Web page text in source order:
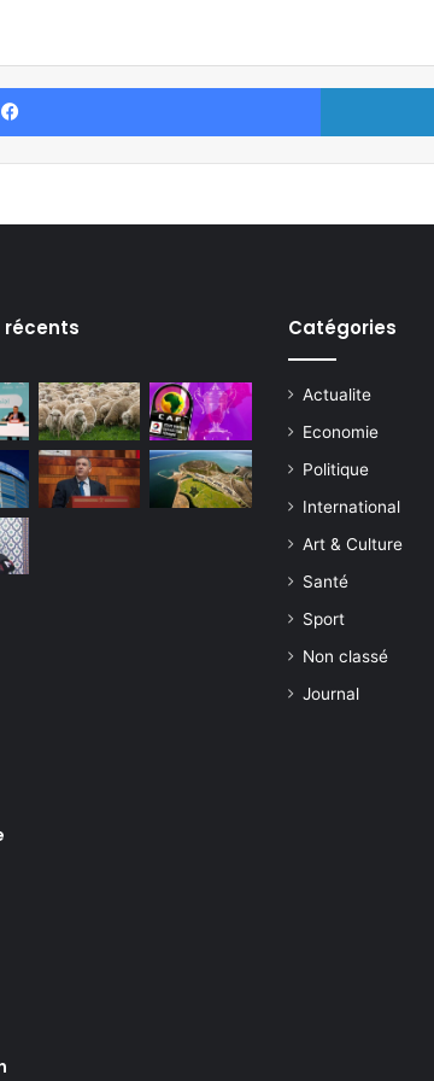
Facebook
Catégories
Actualite
Economie
Politique
International
Art & Culture
Santé
Sport
Non classé
Journal